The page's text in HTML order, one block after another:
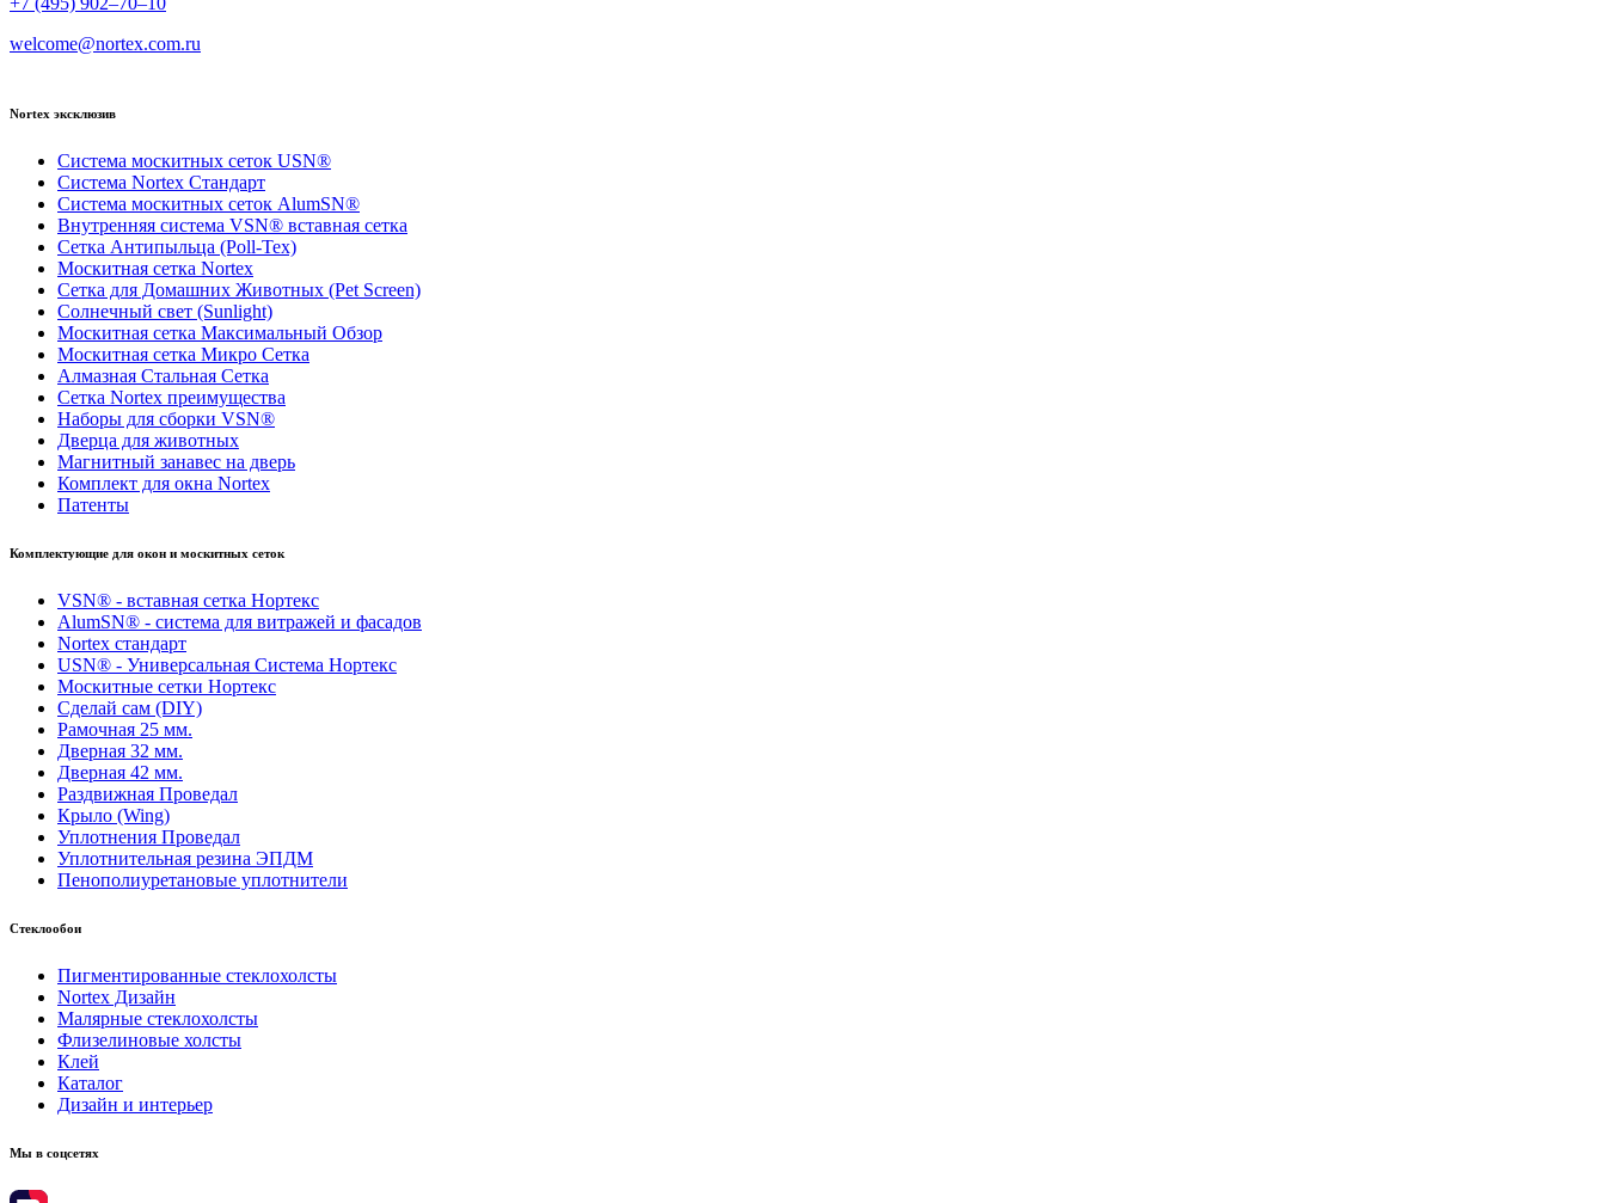
welcome@nortex.com.ru
Nortex эксклюзив
Система москитных сеток USN®
Система Nortex Стандарт
Система москитных сеток AlumSN®
Внутренняя система VSN® вставная сетка
Сетка Антипыльца (Poll-Tex)
Москитная сетка Nortex
Сетка для Домашних Животных (Pet Screen)
Солнечный свет (Sunlight)
Москитная сетка Максимальный Обзор
Москитная сетка Микро Сетка
Алмазная Стальная Сетка
Сетка Nortex преимущества
Наборы для сборки VSN®
Дверца для животных
Магнитный занавес на дверь
Комплект для окна Nortex
Патенты
Комплектующие для окон и москитных сеток
VSN® - вставная сетка Нортекс
AlumSN® - система для витражей и фасадов
Nortex стандарт
USN® - Универсальная Система Нортекс
Москитные сетки Нортекс
Сделай сам (DIY)
Рамочная 25 мм.
Дверная 32 мм.
Дверная 42 мм.
Раздвижная Проведал
Крыло (Wing)
Уплотнения Проведал
Уплотнительная резина ЭПДМ
Пенополиуретановые уплотнители
Стеклообои
Пигментированные стеклохолсты
Nortex Дизайн
Малярные стеклохолсты
Флизелиновые холсты
Клей
Каталог
Дизайн и интерьер
Мы в соцсетях